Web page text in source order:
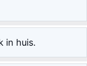
in huis.